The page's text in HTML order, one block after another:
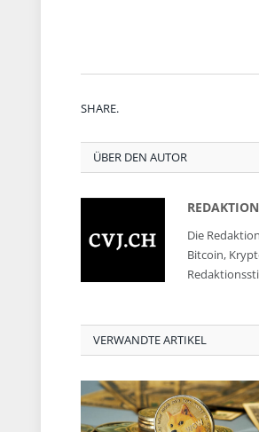
SHARE.
ÜBER DEN AUTOR
Die
Bitcoin,
VERWANDTE ARTIKEL